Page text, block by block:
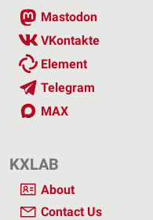
Mastodon
VKontakte
Element
Telegram
MAX
KXLAB
About
Contact Us